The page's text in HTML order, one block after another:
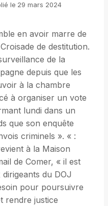
le 29 mars 2024
en avoir marre de
Croisade de destitution.
de la
depuis que les
à la chambre
à organiser un vote
lundi dans un
que son enquête
criminels ». « :
à la Maison
de Comer, « il est
du DOJ
pour poursuivre
rendre justice